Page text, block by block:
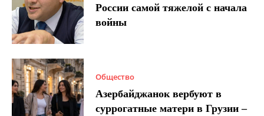
России самой тяжелой с начала
войны
Общество
Азербайджанок вербуют в
суррогатные матери в Грузии –